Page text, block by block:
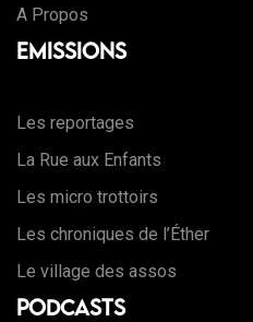
A Propos
Emissions
Les reportages
La Rue aux Enfants
Les micro trottoirs
Les chroniques de l’Éther
Le village des assos
Podcasts